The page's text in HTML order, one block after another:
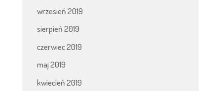
wrzesień 2019
sierpień 2019
czerwiec 2019
maj 2019
kwiecień 2019